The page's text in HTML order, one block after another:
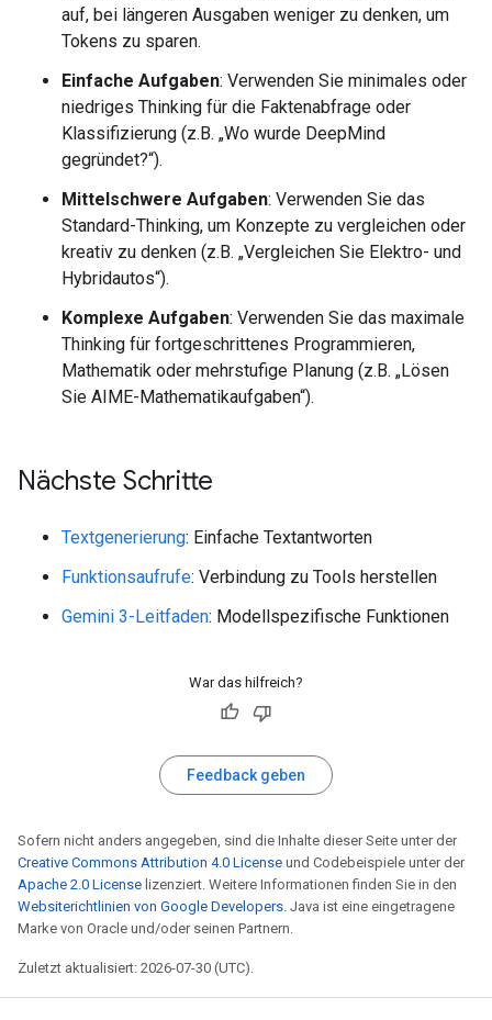
auf, bei längeren Ausgaben weniger zu denken, um
Tokens zu sparen.
Einfache Aufgaben: Verwenden Sie minimales oder
niedriges Thinking für die Faktenabfrage oder
Klassifizierung (z.B. „Wo wurde DeepMind
gegründet?“).
Mittelschwere Aufgaben: Verwenden Sie das
Standard-Thinking, um Konzepte zu vergleichen oder
kreativ zu denken (z.B. „Vergleichen Sie Elektro- und
Hybridautos“).
Komplexe Aufgaben: Verwenden Sie das maximale
Thinking für fortgeschrittenes Programmieren,
Mathematik oder mehrstufige Planung (z.B. „Lösen
Sie AIME-Mathematikaufgaben“).
Nächste Schritte
Textgenerierung: Einfache Textantworten
Funktionsaufrufe: Verbindung zu Tools herstellen
Gemini 3-Leitfaden: Modellspezifische Funktionen
War das hilfreich?
Feedback geben
Sofern nicht anders angegeben, sind die Inhalte dieser Seite unter der
Creative Commons Attribution 4.0 License und Codebeispiele unter der
Apache 2.0 License lizenziert. Weitere Informationen finden Sie in den
Websiterichtlinien von Google Developers . Java ist eine eingetragene
Marke von Oracle und/oder seinen Partnern.
Zuletzt aktualisiert: 2026-07-30 (UTC).